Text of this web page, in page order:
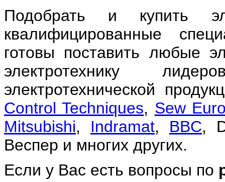
Подобрать и купить
квалифицированные
готовы поставить любые
электротехнику
электротехнической
Control Techniques, Sew
Mitsubishi, Indramat, BBC,
Веспер и многих других.
Если у Вас есть вопросы по